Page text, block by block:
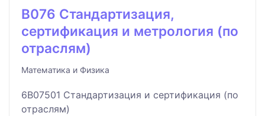
B076 Стандартизация,
сертификация и метрология (по
отраслям)
Математика и Физика
6B07501 Стандартизация и сертификация (по
отраслям)